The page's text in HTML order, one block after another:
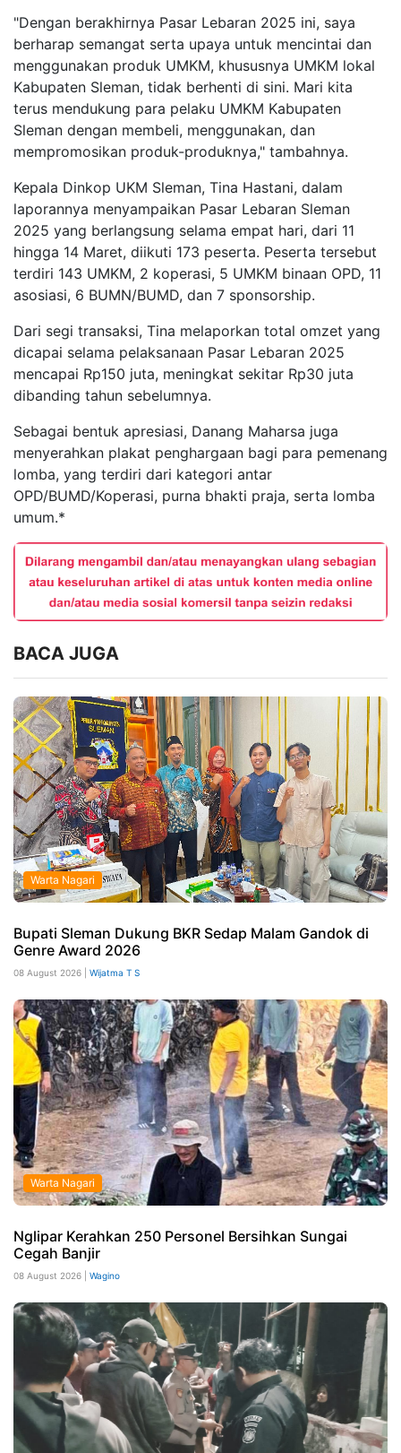
"Dengan berakhirnya Pasar Lebaran 2025 ini, saya
berharap semangat serta upaya untuk mencintai dan
menggunakan produk UMKM, khususnya UMKM lokal
Kabupaten Sleman, tidak berhenti di sini. Mari kita
terus mendukung para pelaku UMKM Kabupaten
Sleman dengan membeli, menggunakan, dan
mempromosikan produk-produknya," tambahnya.
Kepala Dinkop UKM Sleman, Tina Hastani, dalam
laporannya menyampaikan Pasar Lebaran Sleman
2025 yang berlangsung selama empat hari, dari 11
hingga 14 Maret, diikuti 173 peserta. Peserta tersebut
terdiri 143 UMKM, 2 koperasi, 5 UMKM binaan OPD, 11
asosiasi, 6 BUMN/BUMD, dan 7 sponsorship.
Dari segi transaksi, Tina melaporkan total omzet yang
dicapai selama pelaksanaan Pasar Lebaran 2025
mencapai Rp150 juta, meningkat sekitar Rp30 juta
dibanding tahun sebelumnya.
Sebagai bentuk apresiasi, Danang Maharsa juga
menyerahkan plakat penghargaan bagi para pemenang
lomba, yang terdiri dari kategori antar
OPD/BUMD/Koperasi, purna bhakti praja, serta lomba
umum.*
BACA JUGA
Warta Nagari
Bupati Sleman Dukung BKR Sedap Malam Gandok di
Genre Award 2026
08 August 2026 | Wijatma T S
Warta Nagari
Nglipar Kerahkan 250 Personel Bersihkan Sungai
Cegah Banjir
08 August 2026 | Wagino